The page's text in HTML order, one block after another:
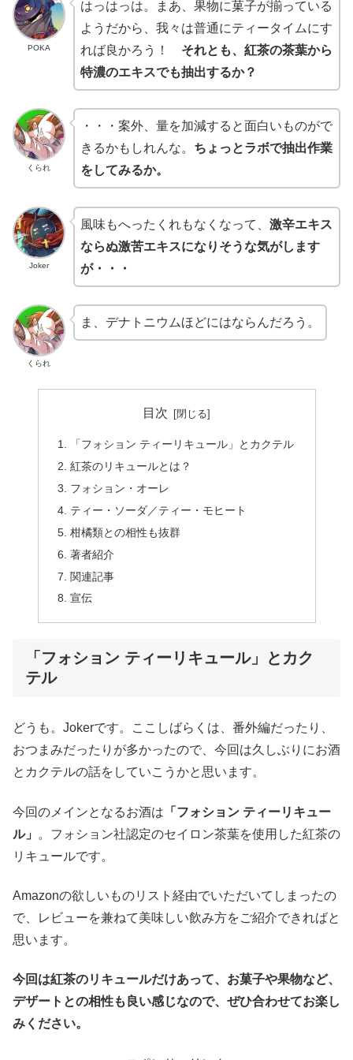
POKA
はっはっは。まあ、果物に菓子が揃っている
ようだから、我々は普通にティータイムにす
れば良かろう！ それとも、紅茶の茶葉から
特濃のエキスでも抽出するか？
くられ
・・・案外、量を加減すると面白いものがで
きるかもしれんな。 ちょっとラボで抽出作業
をしてみるか。
Joker
風味もへったくれもなくなって、 激辛エキス
ならぬ激苦エキスになりそうな気がします
が・・・
くられ
ま、デナトニウムほどにはならんだろう。
目次
「フォション ティーリキュール」とカクテル
紅茶のリキュールとは？
フォション・オーレ
ティー・ソーダ／ティー・モヒート
柑橘類との相性も抜群
著者紹介
関連記事
宣伝
「フォション ティーリキュール」とカク
テル
どうも。Jokerです。ここしばらくは、番外編だったり、
おつまみだったりが多かったので、今回は久しぶりにお酒
とカクテルの話をしていこうかと思います。
今回のメインとなるお酒は 「フォション ティーリキュー
ル」
。フォション社認定のセイロン茶葉を使用した紅茶の
リキュールです。
Amazonの欲しいものリスト経由でいただいてしまったの
で、レビューを兼ねて美味しい飲み方をご紹介できればと
思います。
今回は紅茶のリキュールだけあって、お菓子や果物など、
デザートとの相性も良い感じなので、ぜひ合わせてお楽し
みください。